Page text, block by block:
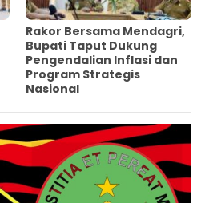
Rakor Bersama Mendagri,
Bupati Taput Dukung
Pengendalian Inflasi dan
Program Strategis
Nasional‎